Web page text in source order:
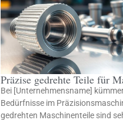
Präzise gedrehte Teile für
Bei [Unternehmensname]
Bedürfnisse im
gedrehten Maschinenteile sind